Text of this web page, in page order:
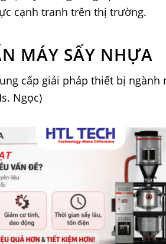
cạnh tranh trên thị trường.
MÁY SẤY NHỰA
cấp giải pháp thiết bị ngành
Ngọc)